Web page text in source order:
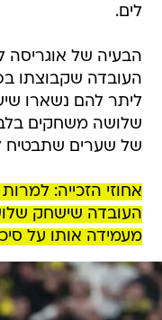
לים.
הבעיה של אוגריסה
העובדה שקבוצתו
ליתר להם נשארו
שלושה משחקים
של שערים שתבטיח
אחוזי הזכייה:
העובדה שישחק
מעמידה אותו על